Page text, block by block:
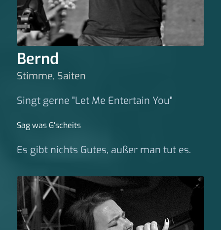
Bernd
Stimme, Saiten
Singt gerne "Let Me Entertain You"
Sag was G‘scheits
Es gibt nichts Gutes, außer man tut es.